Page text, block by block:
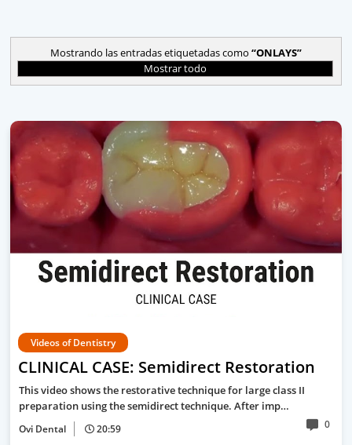
Mostrando las entradas etiquetadas como ONLAYS
Mostrar todo
Videos of Dentistry
CLINICAL CASE: Semidirect Restoration
This video shows the restorative technique for large class II
preparation using the semidirect technique. After imp…
Ovi Dental 20:59 0